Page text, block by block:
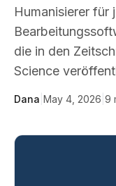
Humanisierer für
die in den
Science
Dana May 4, 2026 9